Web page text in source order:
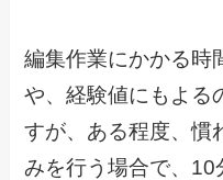
編集作業にかかる時
や、経験値にもよる
すが、ある程度、慣
みを行う場合で、10